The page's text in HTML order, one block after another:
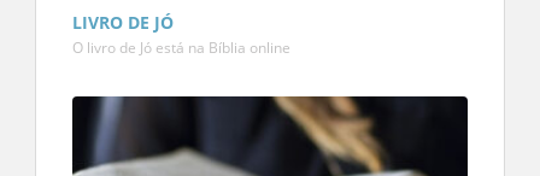
LIVRO DE JÓ
O livro de Jó está na Bíblia online